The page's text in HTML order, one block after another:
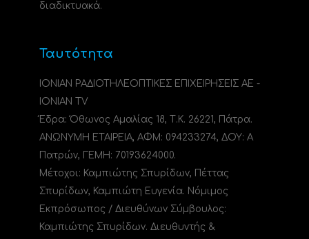
διαδικτυακά.
Ταυτότητα
ΙΟΝΙΑΝ ΡΑΔΙΟΤΗΛΕΟΠΤΙΚΕΣ ΕΠΙΧΕΙΡΗΣΕΙΣ ΑΕ -
IONIAN TV
Έδρα: Όθωνος Αμαλίας 18, Τ.Κ. 26221, Πάτρα.
ΑΝΩΝΥΜΗ ΕΤΑΙΡΕΙΑ, ΑΦΜ: 094233274, ΔΟΥ: A
Πατρών, ΓΕΜΗ: 70193624000.
Μέτοχοι: Καμπιώτης Σπυρίδων, Πέττας
Σπυρίδων, Καμπιώτη Ευγενία. Νόμιμος
Εκπρόσωπος / Διευθύνων Σύμβουλος:
Καμπιώτης Σπυρίδων. Διευθυντής &